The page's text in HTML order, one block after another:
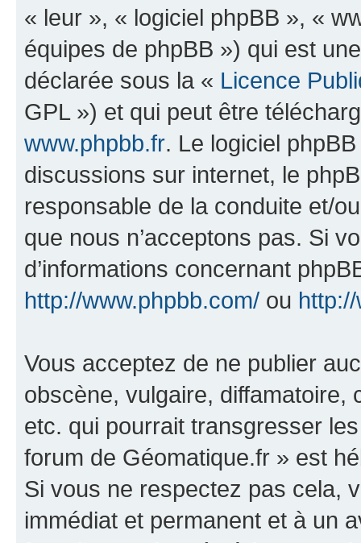
« leur », « logiciel phpBB », «
équipes de phpBB ») qui est
déclarée sous la « Licence
GPL ») et qui peut être
www.phpbb.fr. Le logiciel
discussions sur internet, le
responsable de la conduite et/
que nous n’acceptons pas. Si
d’informations concernant
http://www.phpbb.com/ ou
Vous acceptez de ne publier
obscène, vulgaire, diffamatoire,
etc. qui pourrait transgresser
forum de Géomatique.fr » est
Si vous ne respectez pas cela,
immédiat et permanent et à un